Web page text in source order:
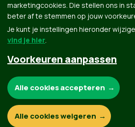
Groen.be
© Copyright Groen 2026 | Gemaakt met NationBuilder
Contact
marketingcookies. Die stellen ons in
beter af te stemmen op jouw
Je kunt je instellingen hieronder
vind je hier.
Voorkeuren aanpassen
Functionele en analytische cookies:
Alle cookies accepteren
Alle cookies weigeren